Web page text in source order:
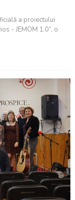
a proiectului
- JEMOM 1.0”, o